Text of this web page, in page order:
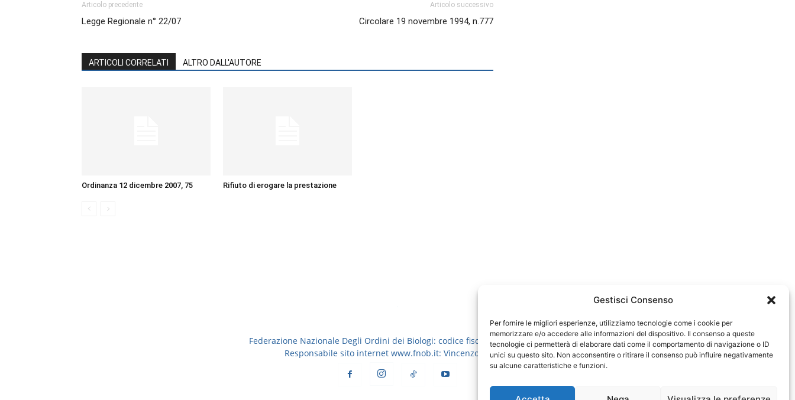
Gestisci Consenso
Per fornire le migliori esperienze, utilizziamo tecnologie come i cookie per
memorizzare e/o accedere alle informazioni del dispositivo. Il consenso a queste
tecnologie ci permetterà di elaborare dati come il comportamento di navigazione o ID
unici su questo sito. Non acconsentire o ritirare il consenso può influire negativamente
su alcune caratteristiche e funzioni.
Articolo precedente
Legge Regionale n° 22/07
Articolo successivo
Circolare 19 novembre 1994, n.777
ARTICOLI CORRELATI ALTRO DALL'AUTORE
Ordinanza 12 dicembre 2007, 75 Rifiuto di erogare la prestazione
Federazione Nazionale Degli Ordini dei Biologi: codice fiscale 80069130583
Responsabile sito internet www.fnob.it: Vincenzo D'Anna